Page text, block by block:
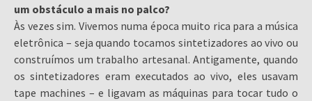
um obstáculo a mais no palco?
Às vezes sim. Vivemos numa época muito rica para a música
eletrônica – seja quando tocamos sintetizadores ao vivo ou
construímos um trabalho artesanal. Antigamente, quando
os sintetizadores eram executados ao vivo, eles usavam
tape machines – e ligavam as máquinas para tocar tudo o